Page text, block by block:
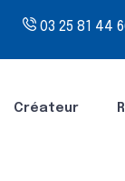
03 25 81 44
Créateur